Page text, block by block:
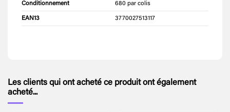
Conditionnement 680 par colis
EAN13 3770027513117
Les clients qui ont acheté ce produit ont également
acheté...